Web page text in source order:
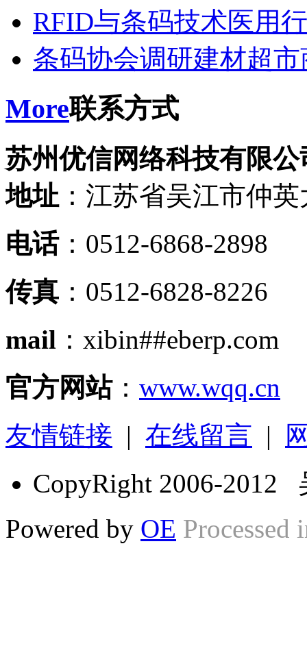
RFID与条码技术医用
条码协会调研建材超
More联系方式
苏州优信网络科技有限
地址 ：江苏省吴江市仲
电话：0512-6868-2898
传真 ：0512-6828-8226
mail ：xibin##eberp.com
官方网站： www.wqq.cn
友情链接 | 在线留言 |
CopyRight 2006-2012
Powered by OE Processed